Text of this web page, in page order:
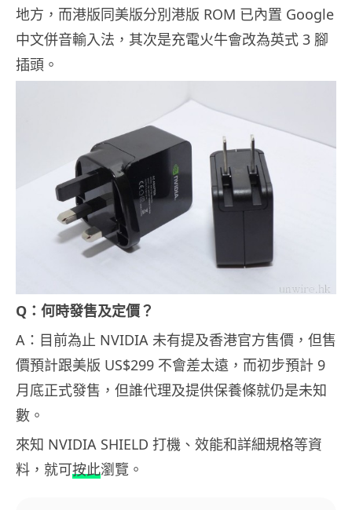
地方，而港版同美版分別港版 ROM 已內置 Google
中文併音輸入法，其次是充電火牛會改為英式 3 腳
插頭。
Q：何時發售及定價？
A：目前為止 NVIDIA 未有提及香港官方售價，但售
價預計跟美版 US$299 不會差太遠，而初步預計 9
月底正式發售，但誰代理及提供保養條就仍是未知
數。
來知 NVIDIA SHIELD 打機、效能和詳細規格等資
料，就可按此瀏覽。